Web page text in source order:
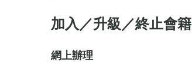
加入／升級／終止會籍
網上辦理